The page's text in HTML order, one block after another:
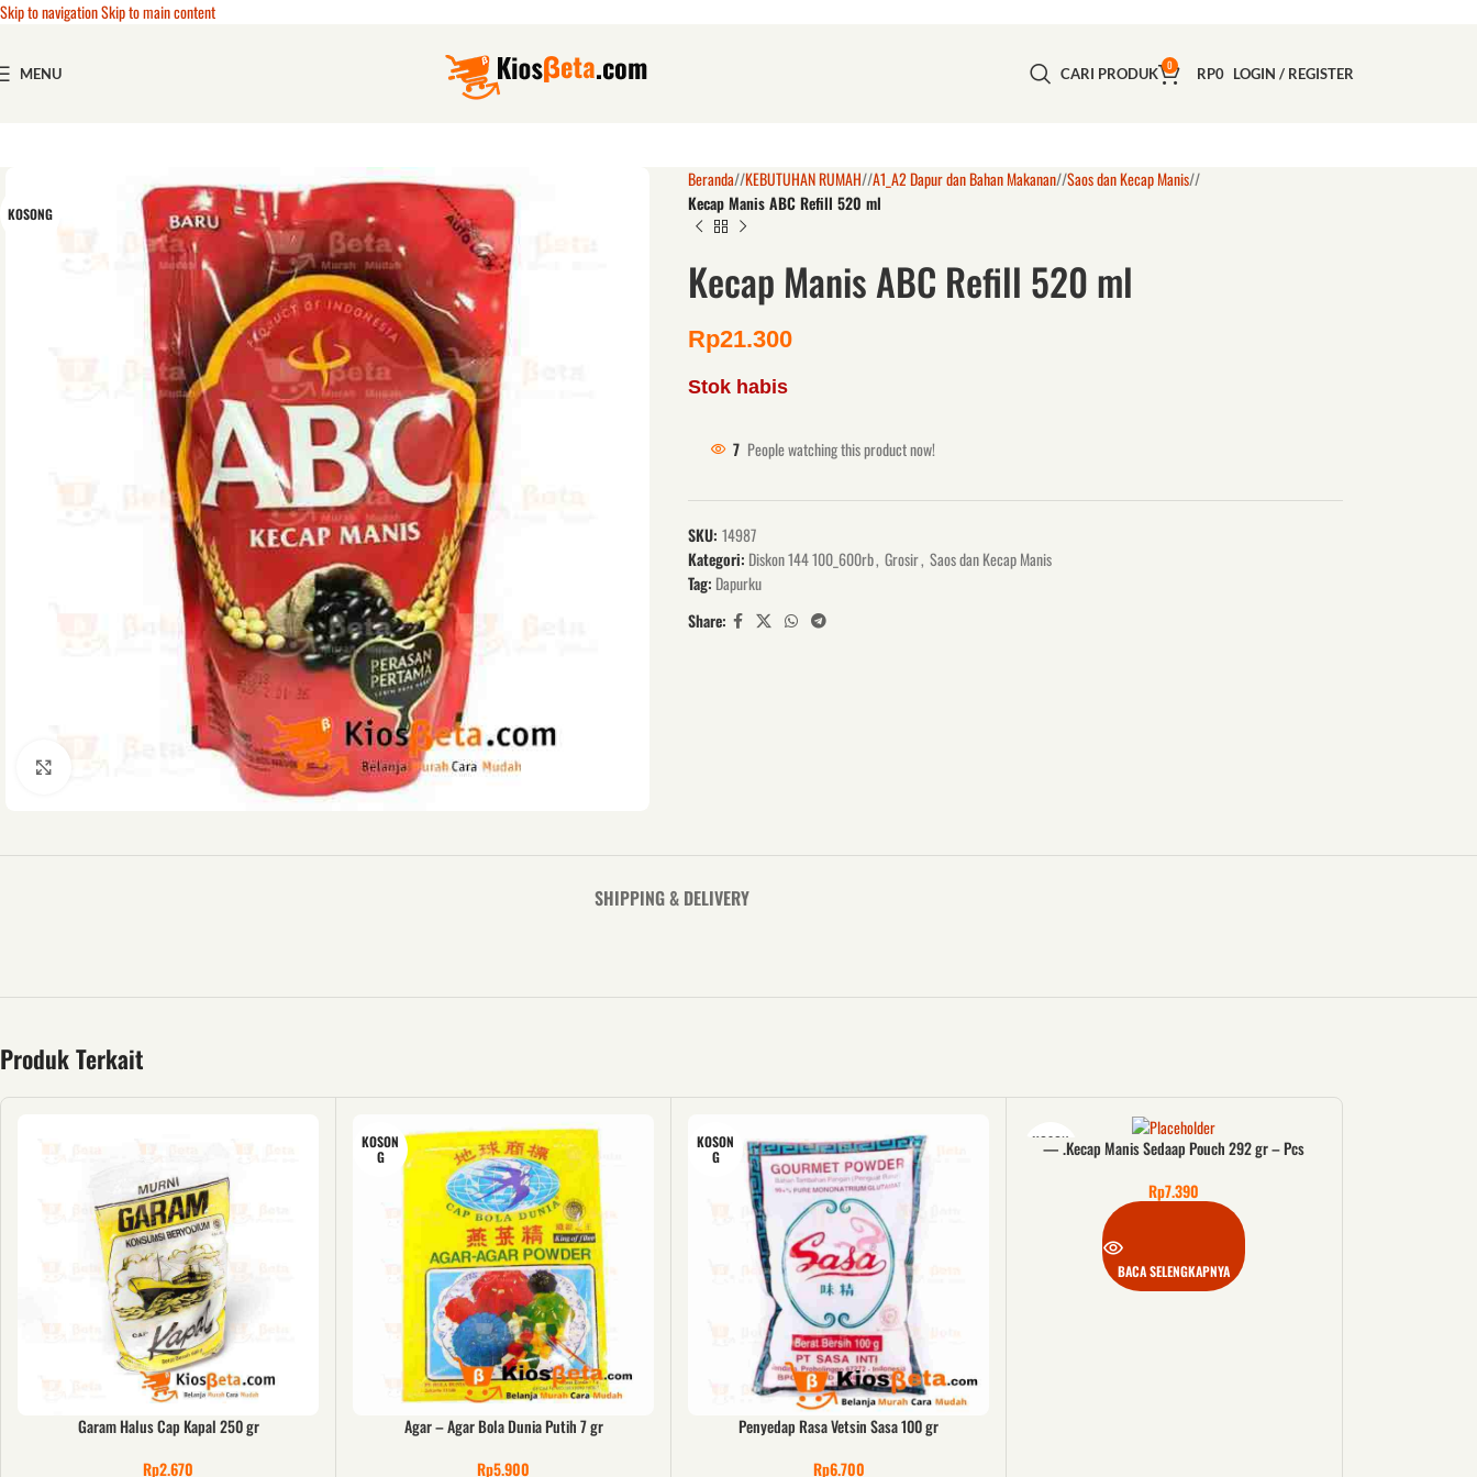
Skip to navigationSkip to main content
MENU CARI PRODUK 0 RP0 LOGIN / REGISTER
KOSONG
Beranda/ KEBUTUHAN RUMAH/ A1_A2 Dapur dan Bahan Makanan/ Saos dan Kecap Manis/
Kecap Manis ABC Refill 520 ml
Kecap Manis ABC Refill 520 ml
Rp21.300
Stok habis
7 People watching this product now!
SKU: 14987
Kategori: Diskon 144 100_600rb, Grosir, Saos dan Kecap Manis
Tag: Dapurku
Share:
SHIPPING & DELIVERY
Produk Terkait
Garam Halus Cap Kapal 250 gr
Rp2.670
KOSON
G
Agar – Agar Bola Dunia Putih 7 gr
Rp5.900
KOSON
G
Penyedap Rasa Vetsin Sasa 100 gr
Rp6.700
KOSON
G
— .Kecap Manis Sedaap Pouch 292 gr – Pcs
Rp7.390
BACA SELENGKAPNYA